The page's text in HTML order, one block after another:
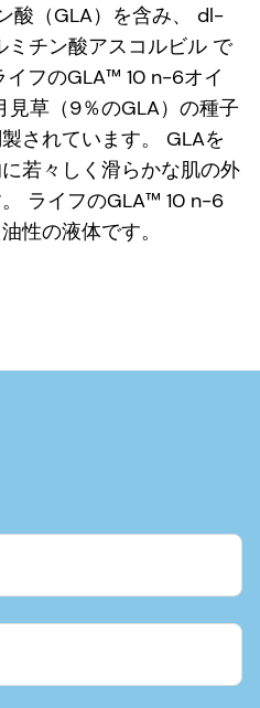
酸（GLA）を含み、 dl-
チン酸アスコルビル で
フのGLA™ 10 n-6オイ
草（9％のGLA）の種子
されています。 GLAを
若々しく滑らかな肌の外
ライフのGLA™ 10 n-6
性の液体です。